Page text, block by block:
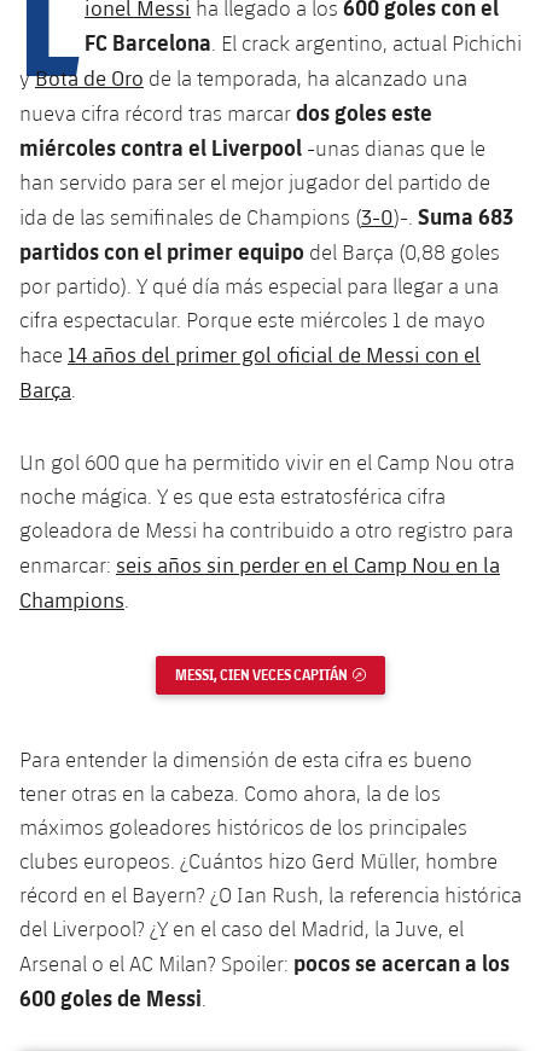
plusicon
más
Instalaciones
Spotify Camp Nou
Palau Blaugrana
Estadi Johan Cruyff
Ciutat Esportiva
La Masia
Servicios
Servicios Médicos
Accesibilidad
plusicon
más
Acreditaciones
SUB13
SUB12
SUB11 B
SUB10 A
SUB10 B
SUB9 B
SUB8 A
SUB13 B
SUB12 C
SUB11 C
Gameday Shows
Resultados
Clasificación
Jugadores
Fotos
Palmarés
Base
Barça Atlètic
Cadete A
Cadete B
Infantil A
Infantil B
Campus Verano
PLUSICON
MÁS
Primer Equipo
plusicon
más
Actualidad
Calendario
Entradas
Jugadores
Fotos
Barça Atlètic
plusicon
más
Actualidad
Calendario
Clasificaciones
Jugadores
Fotos
Base
plusicon
más
Cadete A
Cadete B
Infantil A
PLUSICON
MÁS
Actualidad
Calendario
Jugadors
Fotos
Palmarés
Historia
Barça Atlètic
plusicon
Actualidad
Calendario
Resultados
Base
Actualidad
Infantil
Alevín
Campus Verano
PLUSICON
Actualidad
Calendario
Entradas
Resultados
Barça Atlètic
plusicon
más
Actualidad
Calendario
Base
plusicon
más
Actualidad
Barça C
Campus Verano
PLUSICON
MÁS
ionel Messi ha llegado a los 600 goles con el
FC Barcelona . El crack argentino, actual Pichichi
yBota de Oro de la temporada, ha alcanzado una
nueva cifra récord tras marcardos goles este
miércoles contra el Liverpool -unas dianas que le
han servido para ser el mejor jugador del partido de
ida de las semifinales de Champions (3-0)-. Suma 683
partidos con el primerequipo del Barça (0,88 goles
por partido). Y qué día más especial para llegar a una
cifra espectacular. Porque este miércoles 1 de mayo
hace 14 años del primer gol oficial de Messi con el
Barça
Un gol 600 que ha permitido vivir en el Camp Nou otra
noche mágica. Y es que esta estratosférica cifra
goleadora de Messi ha contribuido a otro registro para
enmarcar: seis años sin perder en el Camp Nou en la
Champions
MESSI, CIEN VECES CAPITÁN
Para entender la dimensión de esta cifra es bueno
tener otras en la cabeza. Como ahora, la de los
máximos goleadores históricos de los principales
clubes europeos. ¿Cuántos hizo Gerd Müller, hombre
récord en el Bayern? ¿O Ian Rush, la referencia histórica
del Liverpool? ¿Y en el caso del Madrid, la Juve, el
Arsenal o el AC Milan? Spoiler: pocos se acercan a los
600 goles de Messi